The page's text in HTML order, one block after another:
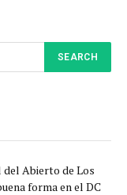
Abierto de Los
forma en el DC